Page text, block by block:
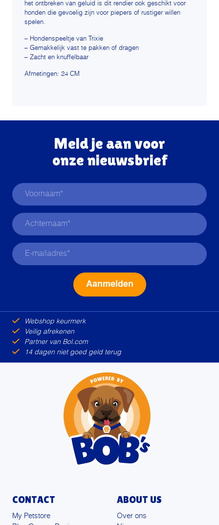
het ontbreken van geluid is dit rendier ook geschikt voor
honden die gevoelig zijn voor piepers of rustiger willen
spelen.
– Hondenspeeltje van Trixie
– Gemakkelijk vast te pakken of dragen
– Zacht en knuffelbaar
Afmetingen: 24 CM
Meld je aan voor
onze nieuwsbrief
Webshop keurmerk
Veilig afrekenen
Partner van Bol.com
14 dagen niet goed geld terug
CONTACT
My Petstore
ABOUT US
Over ons